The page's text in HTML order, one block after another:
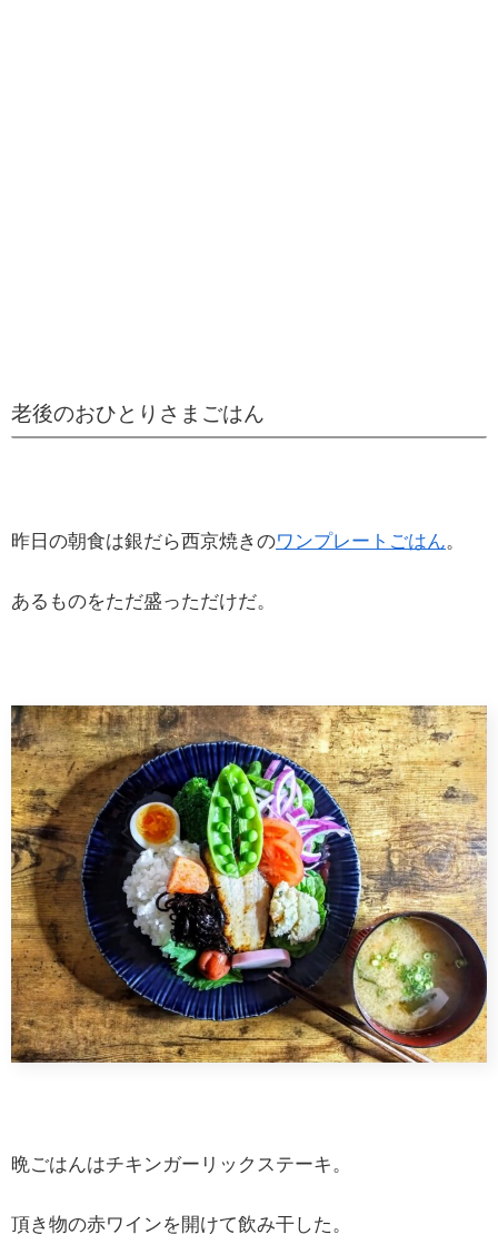
老後のおひとりさまごはん
昨日の朝食は銀だら西京焼きのワンプレートごはん。
あるものをただ盛っただけだ。
晩ごはんはチキンガーリックステーキ。
頂き物の赤ワインを開けて飲み干した。